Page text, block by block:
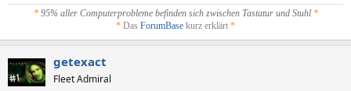
* 95% aller Computerprobleme befinden sich zwischen Tastatur und Stuhl *
* Das ForumBase kurz erklärt *
getexact
Fleet Admiral